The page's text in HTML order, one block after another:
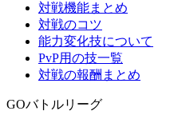
対戦機能まとめ
対戦のコツ
能力変化技について
PvP用の技一覧
対戦の報酬まとめ
GOバトルリーグ